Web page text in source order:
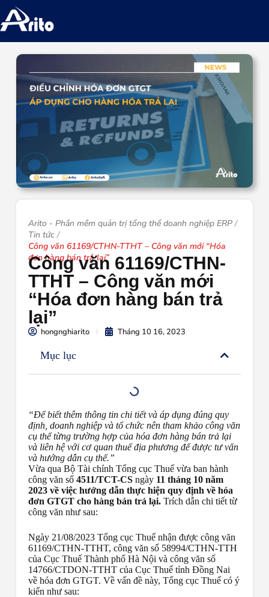
Arito - Phần mềm quản trị tổng thể doanh nghiệp ERP
Tin tức
Công văn 61169/CTHN-TTHT – Công văn mới “Hóa
đơn hàng bán trả lại”
Công văn 61169/CTHN-
TTHT – Công văn mới
“Hóa đơn hàng bán trả
lại”
hongnghiarito Tháng 10 16, 2023
Mục lục
“Để biết thêm thông tin chi tiết và áp dụng đúng quy
định, doanh nghiệp và tổ chức nên tham khảo công văn
cụ thể từng trường hợp của hóa đơn hàng bán trả lại
và liên hệ với cơ quan thuế địa phương để được tư vấn
và hướng dẫn cụ thể.”
Vừa qua Bộ Tài chính Tổng cục Thuế vừa ban hành
công văn số 4511/TCT-CS ngày11 tháng 10 năm
2023 về việc hướng dẫn thực hiện quy định về hóa
đơn GTGT cho hàng bán trả lại.Trích dẫn chi tiết từ
công văn như sau:
Ngày 21/08/2023 Tổng cục Thuế nhận được công văn
61169/CTHN-TTHT, công văn số 58994/CTHN-TTH
của Cục Thuế Thành phố Hà Nội và công văn số
14766/CTDON-TTHT của Cục Thuế tỉnh Đồng Nai
về hóa đơn GTGT. Về vấn đề này, Tổng cục Thuế có ý
kiến như sau: